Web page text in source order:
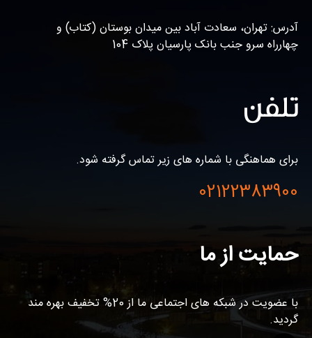
آدرس: تهران، سعادت آباد بین میدان بوستان (کتاب) و
چهارراه سرو جنب بانک پارسیان پلاک 104
تلفن
برای هماهنگی با شماره های زیر تماس گرفته شود.
02122383900
حمایت از ما
با عضویت در شبکه های اجتماعی ما از 20% تخفیف بهره مند
گردید.